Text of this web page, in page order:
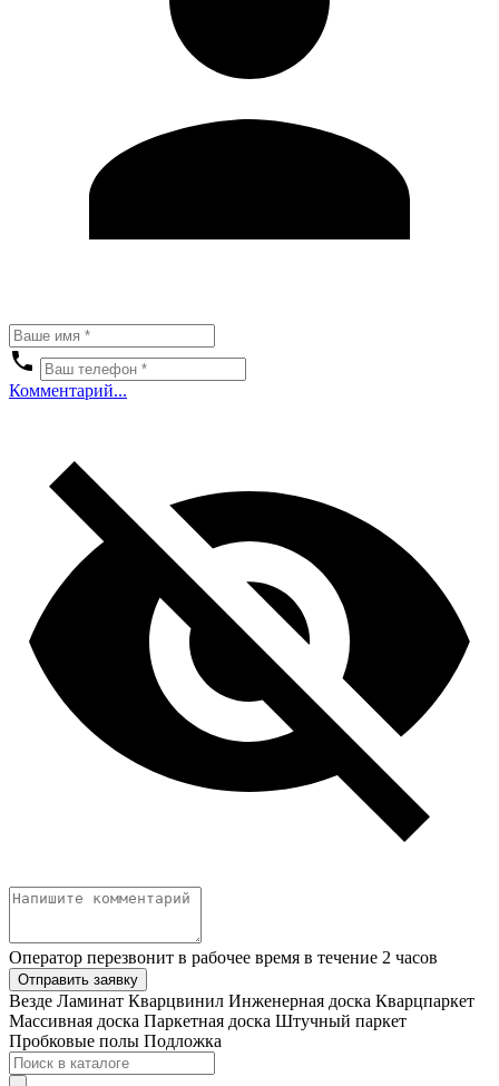
Комментарий...
Оператор перезвонит в рабочее время в течение 2 часов
Отправить заявку
Везде Ламинат Кварцвинил Инженерная доска Кварцпаркет
Массивная доска Паркетная доска Штучный паркет
Пробковые полы Подложка